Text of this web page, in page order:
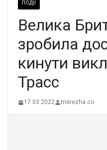
ПОДІЇ
Велика
зробила
кинути
Трасс
17.03.2022 merezha.co